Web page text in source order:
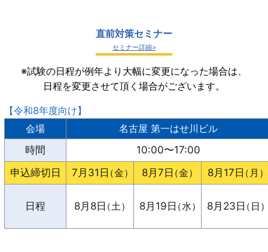
直前対策セミナー
セミナー詳細
※試験の日程が例年より大幅に変更になった場合は、
日程を変更させて頂く場合がございます。
【令和8年度向け】
会場
名古屋 第一はせ川ビル
時間
10:00〜17:00
申込締切日
7月31日（金） 8月7日（金） 8月17日（月）
日程 8月8日（土） 8月19日（水） 8月23日（日